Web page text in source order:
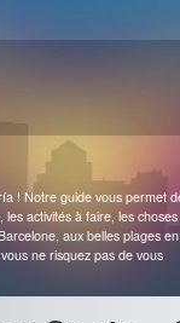
! Notre guide vous permet
activités à faire, les
aux belles plages en
ne risquez pas de vous